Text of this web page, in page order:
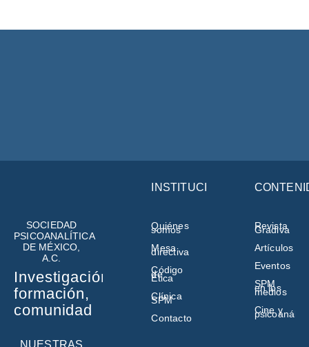
SOCIEDAD
PSICOANALÍTICA
DE MÉXICO,
A.C.
Investigación,
formación,
comunidad
INSTITUCIÓN
Quiénes
somos
Mesa
directiva
Código
de
Ética
Clínica
SPM
Contacto
Revista
Gradiva
Artículos
Eventos
SPM
en los
medios
Cine y